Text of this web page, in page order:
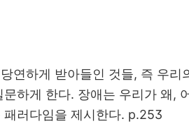
연하게 받아들인 것들, 즉 우
하게 한다. 장애는 우리가 왜,
러다임을 제시한다. p.253